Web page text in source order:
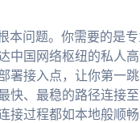
本问题。你需要的是
中国网络枢纽的私人
署接入点，让你第一
快、最稳的路径连接
接过程都如本地般顺畅